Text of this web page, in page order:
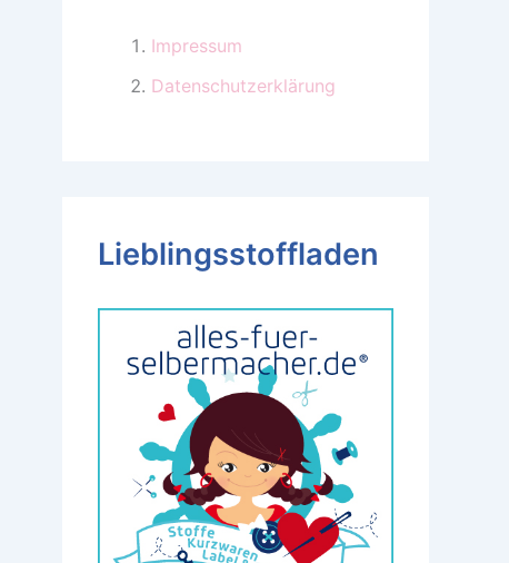
Impressum
Datenschutzerklärung
Lieblingsstoffladen